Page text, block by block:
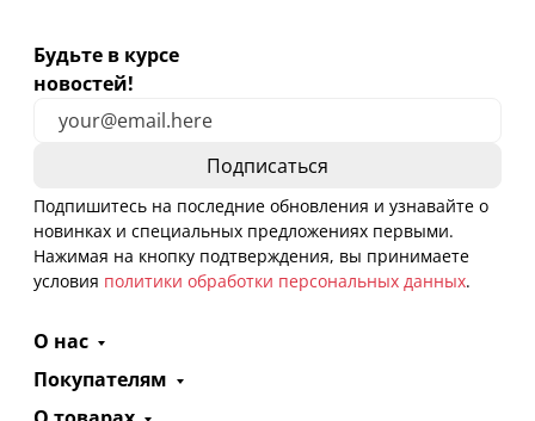
Будьте в курсе
новостей!
Подпишитесь на последние обновления и узнавайте о
новинках и специальных предложениях первыми.
Нажимая на кнопку подтверждения, вы принимаете
условия политики обработки персональных данных.
О нас
Покупателям